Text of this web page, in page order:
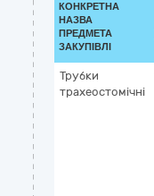
КОНКРЕТНА
НАЗВА
ПРЕДМЕТА
ЗАКУПІВЛІ
Трубки
трахеостомічні